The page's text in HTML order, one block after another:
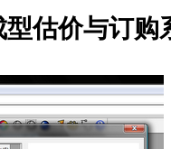
估价与订购